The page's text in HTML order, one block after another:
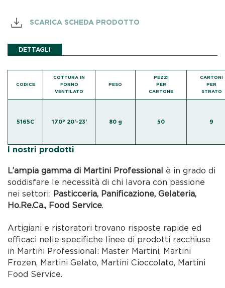
SCARICA SCHEDA PRODOTTO
DETTAGLI
CODICE
COTTURA IN
FORNO
VENTILATO
5165C 170° 20'-23'
PESO
PEZZI
PER
CARTONE
CARTONI
PER
STRATO
80 g 50 9
I nostri prodotti
L’ampia gamma di Martini Professional è in grado di
soddisfare le necessità di chi lavora con passione
nei settori: Pasticceria, Panificazione, Gelateria,
Ho.Re.Ca., Food Service.
Artigiani e ristoratori trovano risposte rapide ed
efficaci nelle specifiche linee di prodotti racchiuse
in Martini Professional: Master Martini, Martini
Frozen, Martini Gelato, Martini Cioccolato, Martini
Food Service.